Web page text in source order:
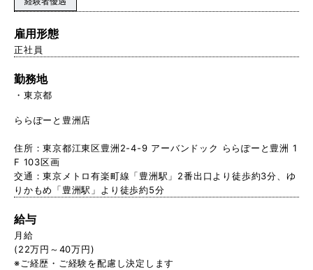
雇用形態
正社員
勤務地
東京都
ららぽーと豊洲店
住所：東京都江東区豊洲2-4-9 アーバンドック ららぽーと豊洲 1
F 103区画
交通：東京メトロ有楽町線「豊洲駅」2番出口より徒歩約3分、ゆ
りかもめ「豊洲駅」より徒歩約5分
給与
月給
(22万円～40万円)
※ご経歴・ご経験を配慮し決定します